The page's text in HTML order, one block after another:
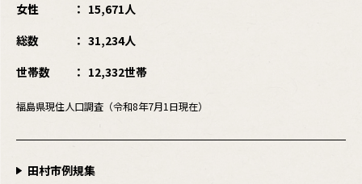
女性
15,671人
総数
31,234人
世帯数
12,332世帯
福島県現住人口調査（令和8年7月1日現在）
田村市例規集